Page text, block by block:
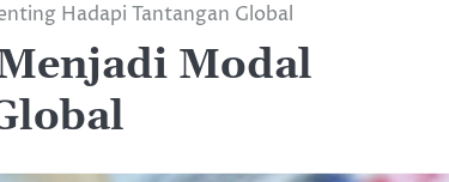
Hadapi Tantangan Global
Modal